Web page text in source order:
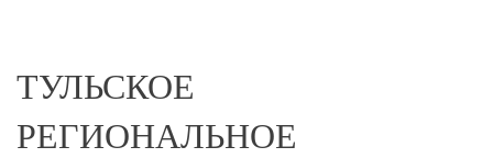
ТУЛЬСКОЕ
РЕГИОНАЛЬНОЕ